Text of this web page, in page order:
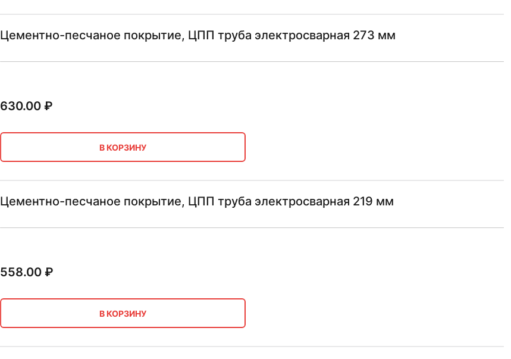
Цементно-песчаное покрытие, ЦПП труба электросварная 273 мм
630.00₽
В КОРЗИНУ
Цементно-песчаное покрытие, ЦПП труба электросварная 219 мм
558.00₽
В КОРЗИНУ